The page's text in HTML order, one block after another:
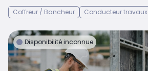
Coffreur / Bancheur Conducteur travaux
Disponibilité inconnue